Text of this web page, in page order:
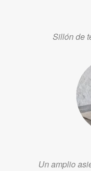
Sillón de
Un amplio